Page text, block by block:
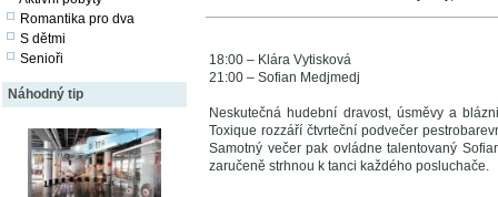
Romantika pro dva
S dětmi
Senioři
Náhodný tip
18:00 – Klára Vytisková
21:00 – Sofian Medjmedj
Neskutečná hudební dravost, úsměvy a
Toxique rozzáří čtvrteční podvečer
Samotný večer pak ovládne talentovaný
zaručeně strhnou k tanci každého posluchače.